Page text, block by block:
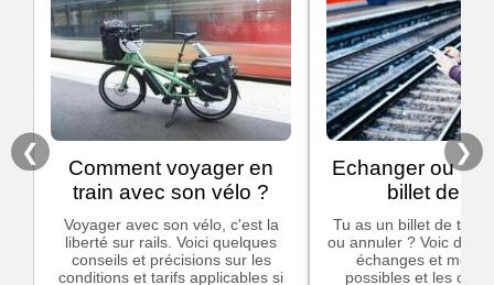
❮
Comment voyager en
train avec son vélo ?
Voyager avec son vélo, c'est la
liberté sur rails. Voici quelques
conseils et précisions sur les
conditions et tarifs applicables si
Echanger ou
billet de
Tu as un billet de train
ou annuler ? Voic des
échanges et
possibles et les
❯